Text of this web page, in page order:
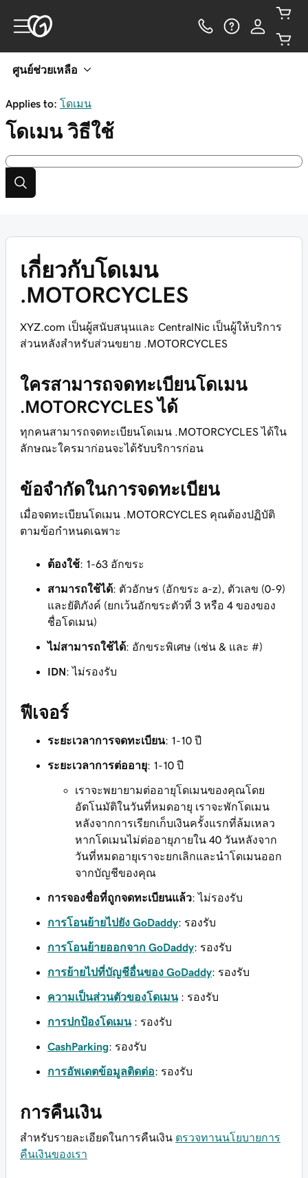
ศูนย์ช่วยเหลือ
Applies to: โดเมน
โดเมน วิธีใช้
เกี่ยวกับโดเมน
.MOTORCYCLES
XYZ.com เป็นผู้สนับสนุนและ CentralNic เป็นผู้ให้บริการ
ส่วนหลังสำหรับส่วนขยาย .MOTORCYCLES
ใครสามารถจดทะเบียนโดเมน
.MOTORCYCLES ได้
ทุกคนสามารถจดทะเบียนโดเมน .MOTORCYCLES ได้ใน
ลักษณะใครมาก่อนจะได้รับบริการก่อน
ข้อจำกัดในการจดทะเบียน
เมื่อจดทะเบียนโดเมน .MOTORCYCLES คุณต้องปฏิบัติ
ตามข้อกำหนดเฉพาะ
ต้องใช้: 1-63 อักขระ
สามารถใช้ได้: ตัวอักษร (อักขระ a-z), ตัวเลข (0-9)
และยัติภังค์ (ยกเว้นอักขระตัวที่ 3 หรือ 4 ของของ
ชื่อโดเมน)
ไม่สามารถใช้ได้: อักขระพิเศษ (เช่น & และ #)
IDN: ไม่รองรับ
ฟีเจอร์
ระยะเวลาการจดทะเบียน: 1-10 ปี
ระยะเวลาการต่ออายุ: 1-10 ปี
เราจะพยายามต่ออายุโดเมนของคุณโดย
อัตโนมัติในวันที่หมดอายุ เราจะพักโดเมน
หลังจากการเรียกเก็บเงินครั้งแรกที่ล้มเหลว
หากโดเมนไม่ต่ออายุภายใน 40 วันหลังจาก
วันที่หมดอายุเราจะยกเลิกและนำโดเมนออก
จากบัญชีของคุณ
การจองชื่อที่ถูกจดทะเบียนแล้ว: ไม่รองรับ
การโอนย้ายไปยัง GoDaddy: รองรับ
การโอนย้ายออกจาก GoDaddy: รองรับ
การย้ายไปที่บัญชีอื่นของ GoDaddy: รองรับ
ความเป็นส่วนตัวของโดเมน: รองรับ
การปกป้องโดเมน: รองรับ
CashParking: รองรับ
การอัพเดตข้อมูลติดต่อ: รองรับ
การคืนเงิน
สำหรับรายละเอียดในการคืนเงิน ตรวจทานนโยบายการ
คืนเงินของเรา